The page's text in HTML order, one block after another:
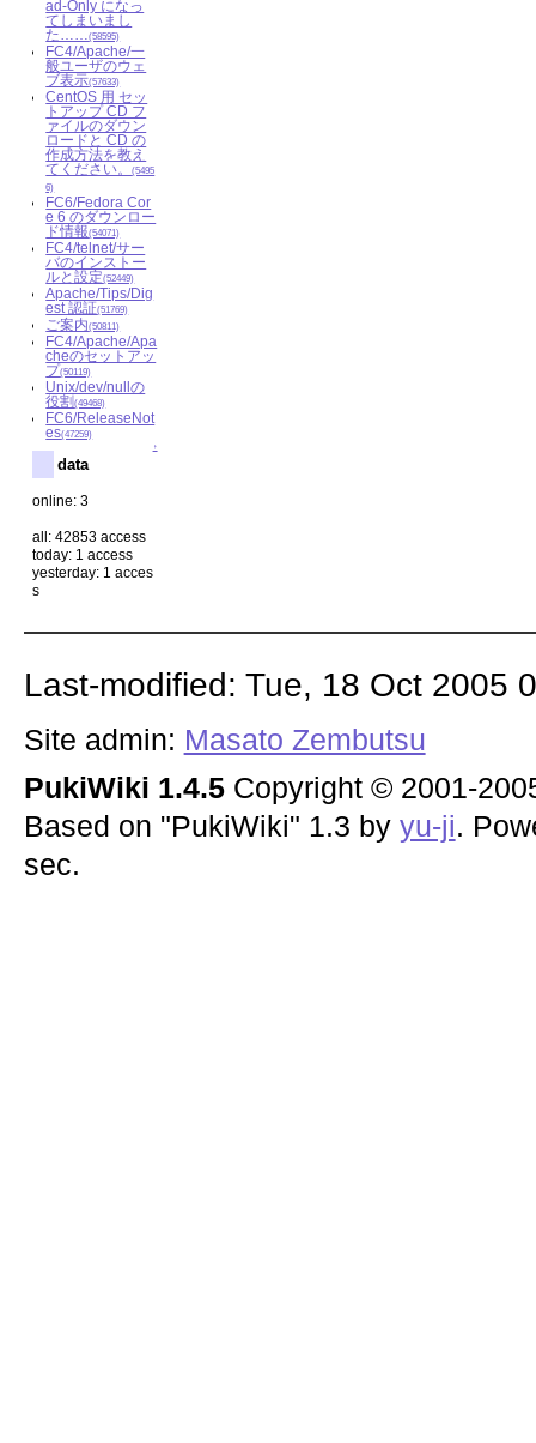
ad-Only になっ
てしまいまし
た……(58595)
FC4/Apache/一
般ユーザのウェ
ブ表示(57633)
CentOS 用 セッ
トアップ CD フ
ァイルのダウン
ロードと CD の
作成方法を教え
てください。(5495
6)
FC6/Fedora Cor
e 6 のダウンロー
ド情報(54071)
FC4/telnet/サー
バのインストー
ルと設定(52449)
Apache/Tips/Dig
est 認証(51769)
ご案内(50811)
FC4/Apache/Apa
cheのセットアッ
プ(50119)
Unix/dev/nullの
役割(49468)
FC6/ReleaseNot
es(47259)
↑
data
online: 3
all: 42853 access
today: 1 access
yesterday: 1 acces
s
Last-modified: Tue, 18 Oct 2005
Site admin: Masato Zembutsu
PukiWiki 1.4.5Copyright © 2001-
Based on "PukiWiki" 1.3 by yu-ji.
sec.